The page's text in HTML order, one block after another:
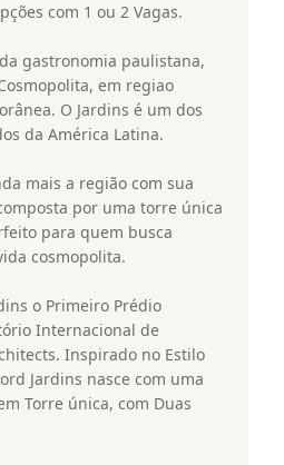
com 1 ou 2 Vagas.
gastronomia paulistana,
em regiao
O Jardins é um dos
da América Latina.
mais a região com sua
por uma torre única
para quem busca
cosmopolita.
o Primeiro Prédio
Internacional de
Inspirado no Estilo
Jardins nasce com uma
Torre única, com Duas